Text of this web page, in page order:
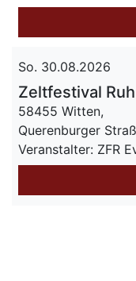
So. 30.08.2026
Zeltfestival
58455 Witten,
Querenburger
Veranstalter: ZFR